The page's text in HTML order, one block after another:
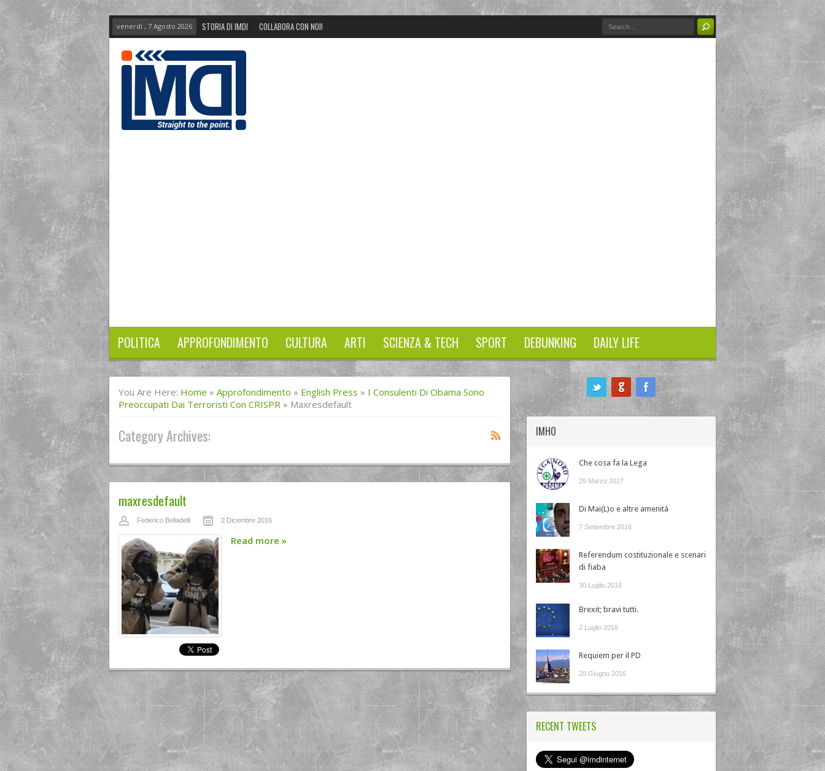
venerdì , 7 Agosto 2026 STORIA DI IMDI COLLABORA CON NOI!
POLITICA APPROFONDIMENTO CULTURA ARTI SCIENZA & TECH SPORT DEBUNKING DAILY LIFE
You Are Here: Home » Approfondimento » English Press » I Consulenti Di Obama Sono
Preoccupati Dai Terroristi Con CRISPR » Maxresdefault
Category Archives:
maxresdefault
Federico Belladelli 2 Dicembre 2016
Read more »
IMHO
Che cosa fa la Lega
29 Marzo 2017
Di Mai(L)o e altre amenità
7 Settembre 2016
Referendum costituzionale e scenari
di fiaba
30 Luglio 2016
Brexit; bravi tutti.
2 Luglio 2016
Requiem per il PD
20 Giugno 2016
RECENT TWEETS